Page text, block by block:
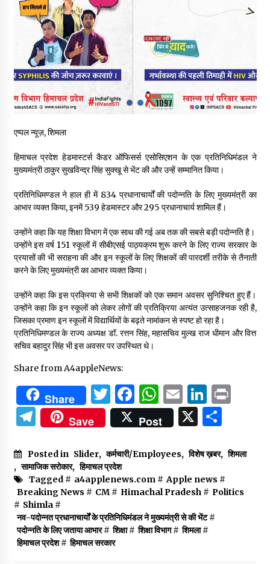
नितिन गडकरी से मिले विक्रमादित्य सिंह, हिमाचल की सड़क परियोजनाओं को
मिली बड़ी सौगात
06/08/2026
आपदा के दौरान मीडिया संचार एवं सूचना प्रबंधन पर शिमला में एक दिवसीय
ओरिएंटेशन कार्यशाला आयोजित
06/08/2026
बड़ी ख़बर – अनुबंध कर्मचारियों को बैक डेट से नहीं मिलेगा नियमितीकरण,
05/08/2026
देहरा पुलिस की बड़ी कार्रवाई- 90 लाख नकद और 2 करोड़के सोने के
आभूषण बरामद, 7 आरोपी गिरफ्तार
05/08/2026
एप्पल न्यूज़, शिमला
हिमाचल प्रदेश हेडमास्टर्स कैडर ऑफिसर्स एसोसिएशन के एक प्रतिनिधिमंडल ने
मुख्यमंत्री ठाकुर सुखविन्द्र सिंह सुक्खू से भेंट की और उन्हें सम्मानित किया।
प्रतिनिधिमण्डल ने हाल ही में 834 प्रधानाचार्यों की पदोन्नति के लिए मुख्यमंत्री का
आभार व्यक्त किया, इनमें 539 हेडमास्टर और 295 प्रधानाचार्य शामिल हैं।
उन्होंने कहा कि यह शिक्षा विभाग में एक साथ की गई अब तक की सबसे बड़ी पदोन्नति है।
उन्होंने इस वर्ष 151 स्कूलों में सीबीएसई पाठ्यक्रम शुरू करने के लिए राज्य सरकार के
प्रयासों की भी सराहना की और इन स्कूलों के लिए शिक्षकों की पारदर्शी तरीके से तैनाती
करने के लिए मुख्यमंत्री का आभार व्यक्त किया।
उन्होंने कहा कि इस प्रक्रिया से सभी शिक्षकों को एक समान अवसर सुनिश्चित हुए हैं।
उन्होंने कहा कि इन स्कूलों को लेकर लोगों की प्रतिक्रिया अत्यंत उत्साहजनक रही है,
जिसका प्रमाण इन स्कूलों में विद्यार्थियों के बढ़ते नामांकन से स्पष्ट हो रहा है।
प्रतिनिधिमण्डल के राज्य अध्यक्ष डॉ. रत्तन सिंह, महासचिव मुल्ख राज धीमान और वित्त
सचिव बहादुर सिंह भी इस अवसर पर उपस्थित थे।
Share from A4appleNews:
Share Twitter
Facebook
WhatsApp
Email
Telegram
Save Post X
Posted in Slider, कर्मचारी/Employees, विशेष ख़बर, शिमला
, सामाजिक सरोकार, हिमाचल प्रदेश
Tagged # a4applenews.com# Apple news #
Breaking News # CM# Himachal Pradesh# Politics
# Shimla#
नव-पदोन्नत प्रधानाचार्यों के प्रतिनिधिमंडल ने मुख्यमंत्री से की भेंट#
पदोन्नति के लिए जताया आभार# शिक्षा# शिक्षा विभाग# शिमला#
हिमाचल प्रदेश# हिमाचल सरकार